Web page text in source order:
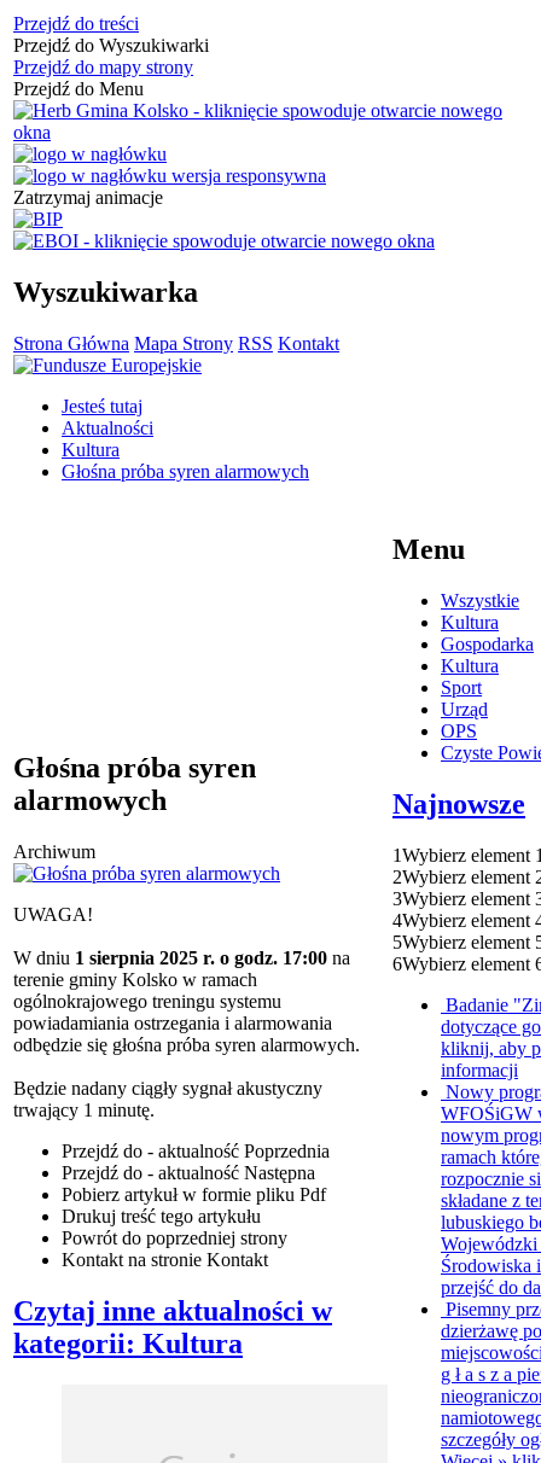
Przejdź do treści
Przejdź do Wyszukiwarki
Przejdź do mapy strony
Przejdź do Menu
Zatrzymaj animacje
Wyszukiwarka
Strona Główna Mapa Strony RSS Kontakt
Jesteś tutaj
Aktualności
Kultura
Głośna próba syren alarmowych
Głośna próba syren
alarmowych
Archiwum
UWAGA!
W dniu 1 sierpnia 2025 r. o godz. 17:00 na
terenie gminy Kolsko w ramach
ogólnokrajowego treningu systemu
powiadamiania ostrzegania i alarmowania
odbędzie się głośna próba syren alarmowych.
Będzie nadany ciągły sygnał akustyczny
trwający 1 minutę.
Przejdź do - aktualność Poprzednia
Przejdź do - aktualność Następna
Pobierz artykuł w formie pliku Pdf
Drukuj treść tego artykułu
Powrót do poprzedniej strony
Kontakt na stronie Kontakt
Czytaj inne aktualności w
kategorii: Kultura
Menu
Wszystkie
Kultura
Gospodarka
Kultura
Sport
Urząd
OPS
Czyste
Najnowsze
1Wybierz element
2Wybierz element
3Wybierz element
4Wybierz element
5Wybierz element
6Wybierz element
Badanie
dotyczące
kliknij, aby
informacji
Nowy
WFOŚiGW
nowym
ramach
rozpocznie
składane z
lubuskiego
Wojewódzki
Środowiska
przejść do
Pisemny
dzierżawę
g ł a s z a
szczegóły